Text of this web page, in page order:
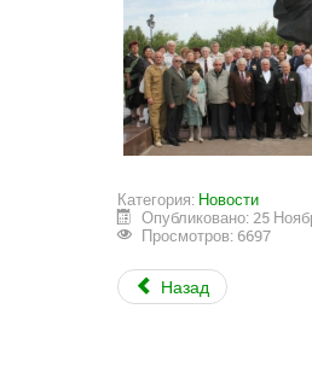
Категория: Новости
Опубликовано: 25
Просмотров: 6697
Назад